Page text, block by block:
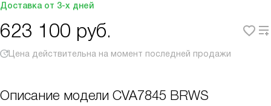
Доставка от 3-х дней
623 100 руб.
Цена действительна на момент последней продажи
Описание модели CVA7845 BRWS